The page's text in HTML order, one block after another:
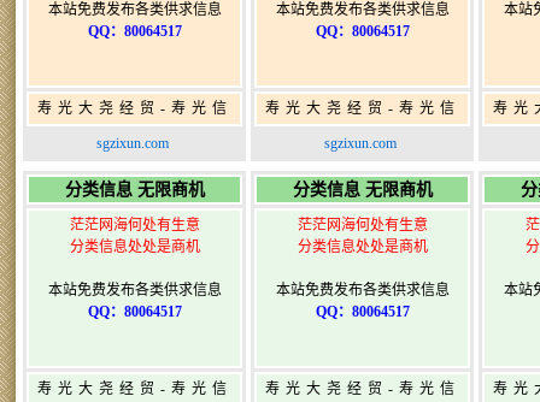
本站免费发布各类供求信息
QQ：80064517
寿光大尧经贸-寿光信
息网-免费信息发布网-
sgzixun.com
本站免费发布各类供求信息
QQ：80064517
寿光大尧经贸-寿光信
息网-免费信息发布网-
sgzixun.com
本站
寿光
分类信息 无限商机
茫茫网海何处有生意
分类信息处处是商机
本站免费发布各类供求信息
QQ：80064517
寿光大尧经贸-寿光信
分类信息 无限商机
茫茫网海何处有生意
分类信息处处是商机
本站免费发布各类供求信息
QQ：80064517
寿光大尧经贸-寿光信
本站
寿光